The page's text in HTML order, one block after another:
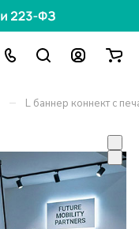
– L баннер коннект с